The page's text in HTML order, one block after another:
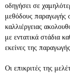
οδηγήσει σε
μεθόδους παραγωγής
καλλιέργειας
με εντατικά στάδια
εκείνες της
Οι επικριτές της